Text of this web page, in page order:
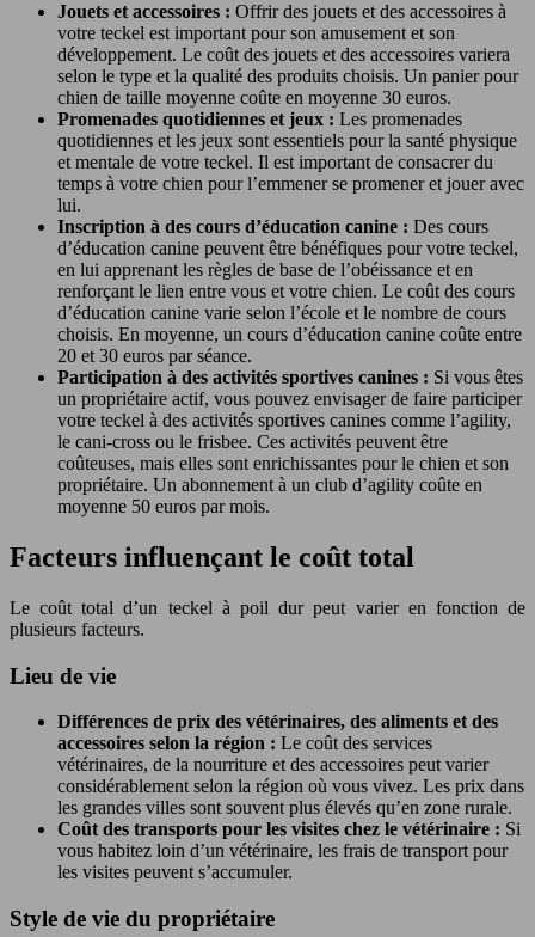
Jouets et accessoires : Offrir des jouets et des accessoires à
votre teckel est important pour son amusement et son
développement. Le coût des jouets et des accessoires variera
selon le type et la qualité des produits choisis. Un panier pour
chien de taille moyenne coûte en moyenne 30 euros.
Promenades quotidiennes et jeux : Les promenades
quotidiennes et les jeux sont essentiels pour la santé physique
et mentale de votre teckel. Il est important de consacrer du
temps à votre chien pour l’emmener se promener et jouer avec
lui.
Inscription à des cours d’éducation canine : Des cours
d’éducation canine peuvent être bénéfiques pour votre teckel,
en lui apprenant les règles de base de l’obéissance et en
renforçant le lien entre vous et votre chien. Le coût des cours
d’éducation canine varie selon l’école et le nombre de cours
choisis. En moyenne, un cours d’éducation canine coûte entre
20 et 30 euros par séance.
Participation à des activités sportives canines : Si vous êtes
un propriétaire actif, vous pouvez envisager de faire participer
votre teckel à des activités sportives canines comme l’agility,
le cani-cross ou le frisbee. Ces activités peuvent être
coûteuses, mais elles sont enrichissantes pour le chien et son
propriétaire. Un abonnement à un club d’agility coûte en
moyenne 50 euros par mois.
Facteurs influençant le coût total
Le coût total d’un teckel à poil dur peut varier en fonction de
plusieurs facteurs.
Lieu de vie
Différences de prix des vétérinaires, des aliments et des
accessoires selon la région : Le coût des services
vétérinaires, de la nourriture et des accessoires peut varier
considérablement selon la région où vous vivez. Les prix dans
les grandes villes sont souvent plus élevés qu’en zone rurale.
Coût des transports pour les visites chez le vétérinaire : Si
vous habitez loin d’un vétérinaire, les frais de transport pour
les visites peuvent s’accumuler.
Style de vie du propriétaire